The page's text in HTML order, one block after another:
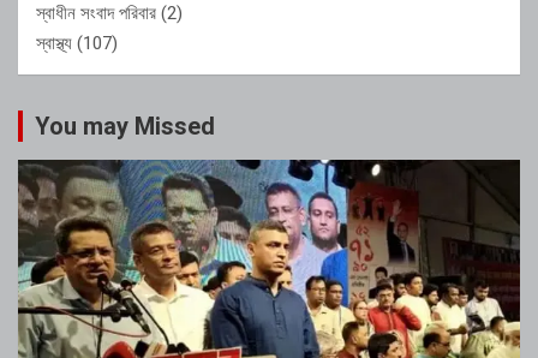
স্বাধীন সংবাদ পরিবার (2)
স্বাস্থ্য (107)
You may Missed